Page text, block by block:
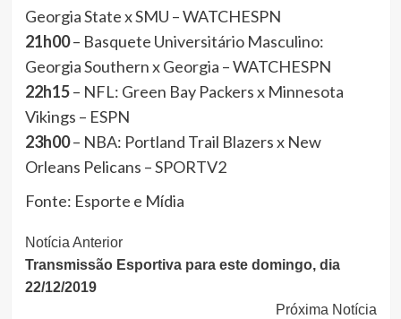
Georgia State x SMU – WATCHESPN
21h00– Basquete Universitário Masculino:
Georgia Southern x Georgia – WATCHESPN
22h15– NFL: Green Bay Packers x Minnesota
Vikings – ESPN
23h00– NBA: Portland Trail Blazers x New
Orleans Pelicans – SPORTV2
Fonte: Esporte e Mídia
Continue
Lendo
Notícia Anterior
Transmissão Esportiva para este domingo, dia
22/12/2019
Próxima Notícia